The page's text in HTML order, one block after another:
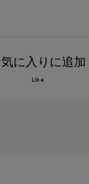
に入りに追加
Like